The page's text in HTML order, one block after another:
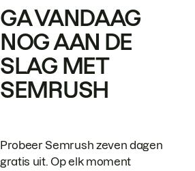
GA VANDAAG
NOG AAN DE
SLAG MET
SEMRUSH
Probeer Semrush zeven dagen
gratis uit. Op elk moment